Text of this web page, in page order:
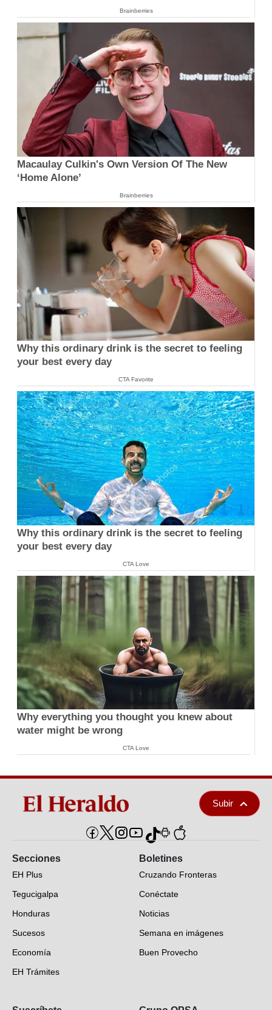
Brainberries
Macaulay Culkin's Own Version Of The New
‘Home Alone’
Brainberries
Why this ordinary drink is the secret to feeling
your best every day
CTA Favorite
Why this ordinary drink is the secret to feeling
your best every day
CTA Love
Why everything you thought you knew about
water might be wrong
CTA Love
Subir
Secciones
EH Plus
Tegucigalpa
Honduras
Sucesos
Economía
EH Trámites
Boletines
Cruzando Fronteras
Conéctate
Noticias
Semana en imágenes
Buen Provecho